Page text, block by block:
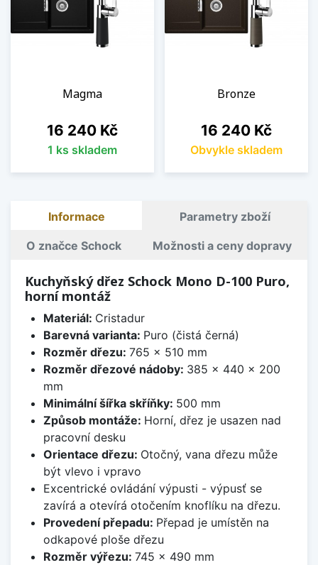
Magma
Cena
16 240 Kč
1 ks skladem
Bronze
Cena
16 240 Kč
Obvykle skladem
Informace Parametry zboží
O značce Schock Možnosti a ceny dopravy
Kuchyňský dřez Schock Mono D-100 Puro,
horní montáž
Materiál: Cristadur
Barevná varianta: Puro (čistá černá)
Rozměr dřezu: 765 x 510 mm
Rozměr dřezové nádoby: 385 x 440 x 200
mm
Minimální šířka skříňky: 500 mm
Způsob montáže: Horní, dřez je usazen nad
pracovní desku
Orientace dřezu: Otočný, vana dřezu může
být vlevo i vpravo
Excentrické ovládání výpusti - výpusť se
zavírá a otevírá otočením knoflíku na dřezu.
Provedení přepadu: Přepad je umístěn na
odkapové ploše dřezu
Rozměr výřezu: 745 x 490 mm